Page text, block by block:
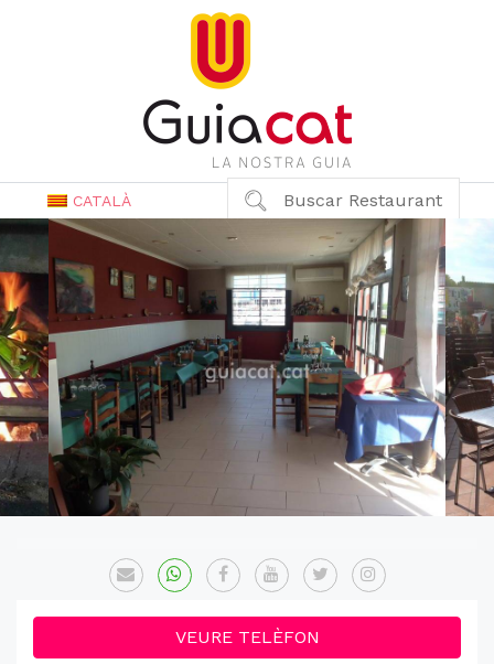
CATALÀ Buscar Restaurant
VEURE TELÈFON